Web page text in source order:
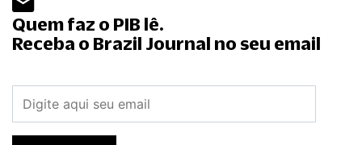
Quem faz o PIB lê.
Receba o Brazil Journal no seu email